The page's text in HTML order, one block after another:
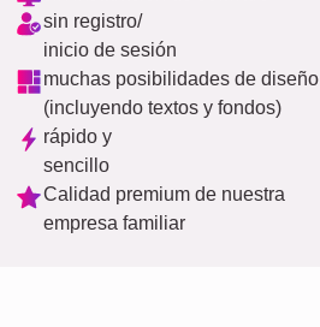
sin registro/
inicio de sesión
muchas posibilidades de diseño
(incluyendo textos y fondos)
rápido y
sencillo
Calidad premium de nuestra
empresa familiar